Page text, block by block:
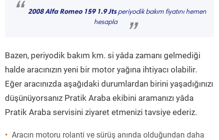
“ 2008 Alfa Romeo 159 1.9 Jtsperiyodik bakım fiyatını hemen
hesapla
”
Bazen, periyodik bakım km. si yâda zamanı gelmediği
halde aracınızın yeni bir motor yağına ihtiyacı olabilir.
Eğer aracınızda aşağıdaki durumlardan birini yaşadığınızı
düşünüyorsanız Pratik Araba ekibini aramanızı yâda
Pratik Araba servisini ziyaret etmenizi tavsiye ederiz.
Aracın motoru rolanti ve sürüş anında olduğundan daha